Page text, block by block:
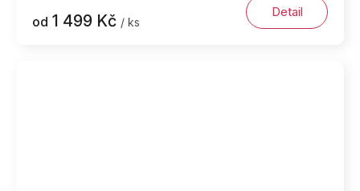
od 1 499 Kč / ks
Detail